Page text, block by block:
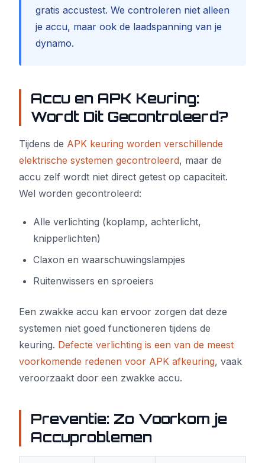
gratis accustest. We controleren niet alleen
je accu, maar ook de laadspanning van je
dynamo.
Accu en APK Keuring:
Wordt Dit Gecontroleerd?
Tijdens de APK keuring worden verschillende
elektrische systemen gecontroleerd, maar de
accu zelf wordt niet direct getest op capaciteit.
Wel worden gecontroleerd:
Alle verlichting (koplamp, achterlicht,
knipperlichten)
Claxon en waarschuwingslampjes
Ruitenwissers en sproeiers
Een zwakke accu kan ervoor zorgen dat deze
systemen niet goed functioneren tijdens de
keuring. Defecte verlichting is een van de meest
voorkomende redenen voor APK afkeuring, vaak
veroorzaakt door een zwakke accu.
Preventie: Zo Voorkom je
Accuproblemen